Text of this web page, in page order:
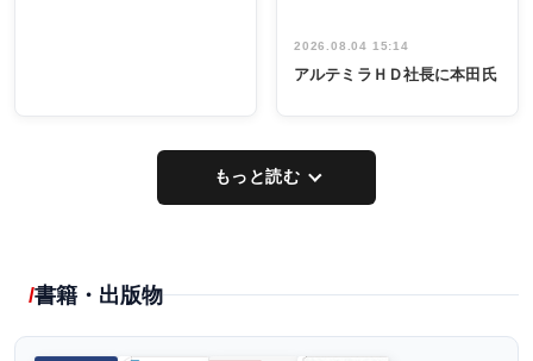
2026.08.04 15:14
アルテミラＨＤ社長に本田氏
もっと読む
書籍・出版物